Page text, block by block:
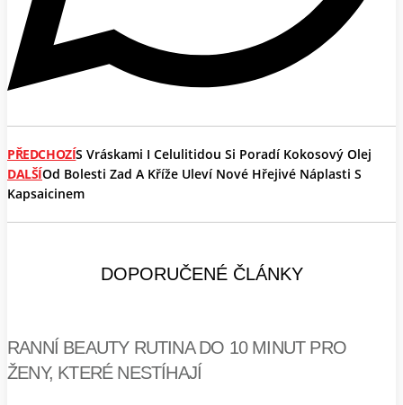
PŘEDCHOZÍS Vráskami I Celulitidou Si Poradí Kokosový Olej
DALŠÍOd Bolesti Zad A Kříže Uleví Nové Hřejivé Náplasti S
Kapsaicinem
DOPORUČENÉ ČLÁNKY
RANNÍ BEAUTY RUTINA DO 10 MINUT PRO
ŽENY, KTERÉ NESTÍHAJÍ